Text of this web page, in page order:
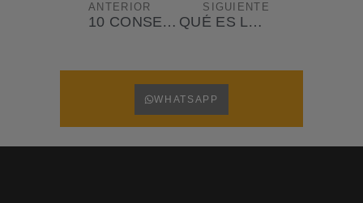
ANTERIOR
10 CONSEJOS PARA PRESUMIR DE UNOS DIENTES BONITOS
SIGUIENTE
QUÉ ES LA SONRISA GINGIVAL Y CÓMO CORREGIRLA
WHATSAPP